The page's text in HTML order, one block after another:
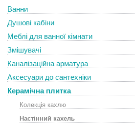
Ванни
Душові кабіни
Меблі для ванної кімнати
Змішувачі
Каналізаційна арматура
Аксесуари до сантехніки
Керамічна плитка
Колекція кахлю
Настінний кахель